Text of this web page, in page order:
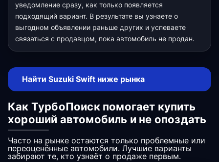
уведомление сразу, как только появляется
подходящий вариант. В результате вы узнаете о
выгодном объявлении раньше других и успеваете
связаться с продавцом, пока автомобиль не продан.
Найти Suzuki Swift ниже рынка
Как ТурбоПоиск помогает купить
хороший автомобиль и не опоздать
Часто на рынке остаются только проблемные или
переоценённые автомобили. Лучшие варианты
забирают те, кто узнаёт о продаже первым.